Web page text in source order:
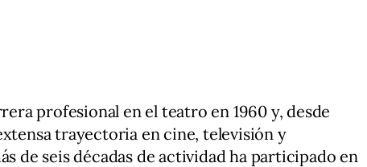
profesional en el teatro en 1960 y, desde
trayectoria en cine, televisión y
de seis décadas de actividad ha participado en